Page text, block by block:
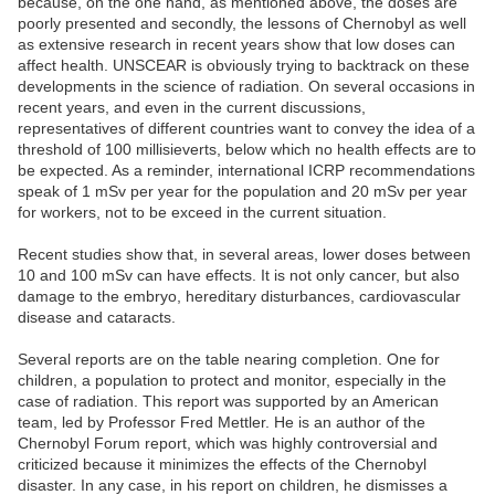
poorly presented and secondly, the lessons of Chernobyl as well
as extensive research in recent years show that low doses can
affect health. UNSCEAR is obviously trying to backtrack on these
developments in the science of radiation. On several occasions in
recent years, and even in the current discussions,
representatives of different countries want to convey the idea of a
threshold of 100 millisieverts, below which no health effects are to
be expected. As a reminder, international ICRP recommendations
speak of 1 mSv per year for the population and 20 mSv per year
for workers, not to be exceed in the current situation.
Recent studies show that, in several areas, lower doses between
10 and 100 mSv can have effects. It is not only cancer, but also
damage to the embryo, hereditary disturbances, cardiovascular
disease and cataracts.
Several reports are on the table nearing completion. One for
children, a population to protect and monitor, especially in the
case of radiation. This report was supported by an American
team, led by Professor Fred Mettler. He is an author of the
Chernobyl Forum report, which was highly controversial and
criticized because it minimizes the effects of the Chernobyl
disaster. In any case, in his report on children, he dismisses a